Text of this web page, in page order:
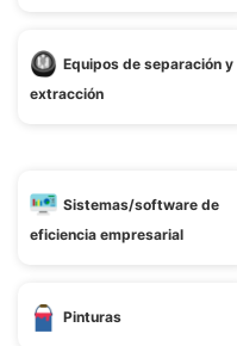
Equipos de separación y
extracción
Sistemas/software de
eficiencia empresarial
Pinturas